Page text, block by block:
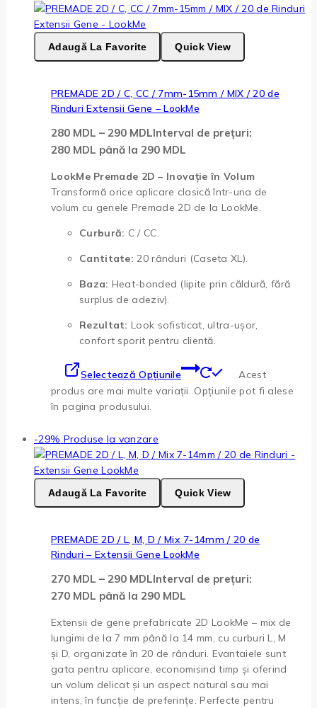
Adaugă La Favorite Quick View
PREMADE 2D / C, CC / 7mm-15mm / MIX / 20 de
Rinduri Extensii Gene – LookMe
280 MDL – 290 MDLInterval de prețuri:
280 MDL până la 290 MDL
LookMe Premade 2D – Inovație în Volum
Transformă orice aplicare clasică într-una de
volum cu genele Premade 2D de la LookMe.
Curbură: C / CC.
Cantitate: 20 rânduri (Caseta XL).
Baza: Heat-bonded (lipite prin căldură, fără
surplus de adeziv).
Rezultat: Look sofisticat, ultra-ușor,
confort sporit pentru clientă.
Selectează Opțiunile
Acest
produs are mai multe variații. Opțiunile pot fi alese
în pagina produsului.
-29% Produse la vanzare
Adaugă La Favorite Quick View
PREMADE 2D / L, M, D / Mix 7-14mm / 20 de
Rinduri – Extensii Gene LookMe
270 MDL – 290 MDLInterval de prețuri:
270 MDL până la 290 MDL
Extensii de gene prefabricate 2D LookMe – mix de
lungimi de la 7 mm până la 14 mm, cu curburi L, M
și D, organizate în 20 de rânduri. Evantaiele sunt
gata pentru aplicare, economisind timp și oferind
un volum delicat și un aspect natural sau mai
intens, în funcție de preferințe. Perfecte pentru